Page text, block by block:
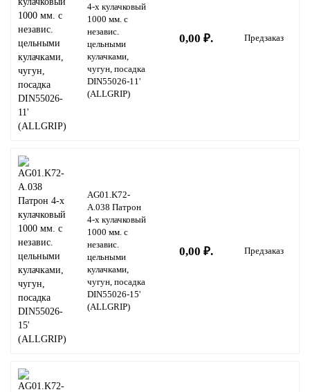
4-х кулачковый
1000 мм. с
независ.
цельными
кулачками,
чугун, посадка
DIN55026-11'
(ALLGRIP)
0,00 ₽. Предзаказ
AG01.K72-
A.038 Патрон
4-х кулачковый
1000 мм. с
независ.
цельными
кулачками,
чугун, посадка
DIN55026-15'
(ALLGRIP)
0,00 ₽. Предзаказ